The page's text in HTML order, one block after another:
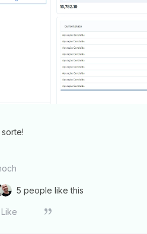
5 people like this
Like